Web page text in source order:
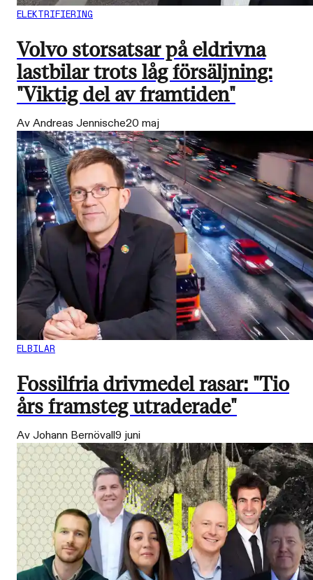
ELEKTRIFIERING
Volvo storsatsar på eldrivna
lastbilar trots låg försäljning:
"Viktig del av framtiden"
Av Andreas Jennische20 maj
ELBILAR
Fossilfria drivmedel rasar: "Tio
års framsteg utraderade"
Av Johann Bernövall9 juni